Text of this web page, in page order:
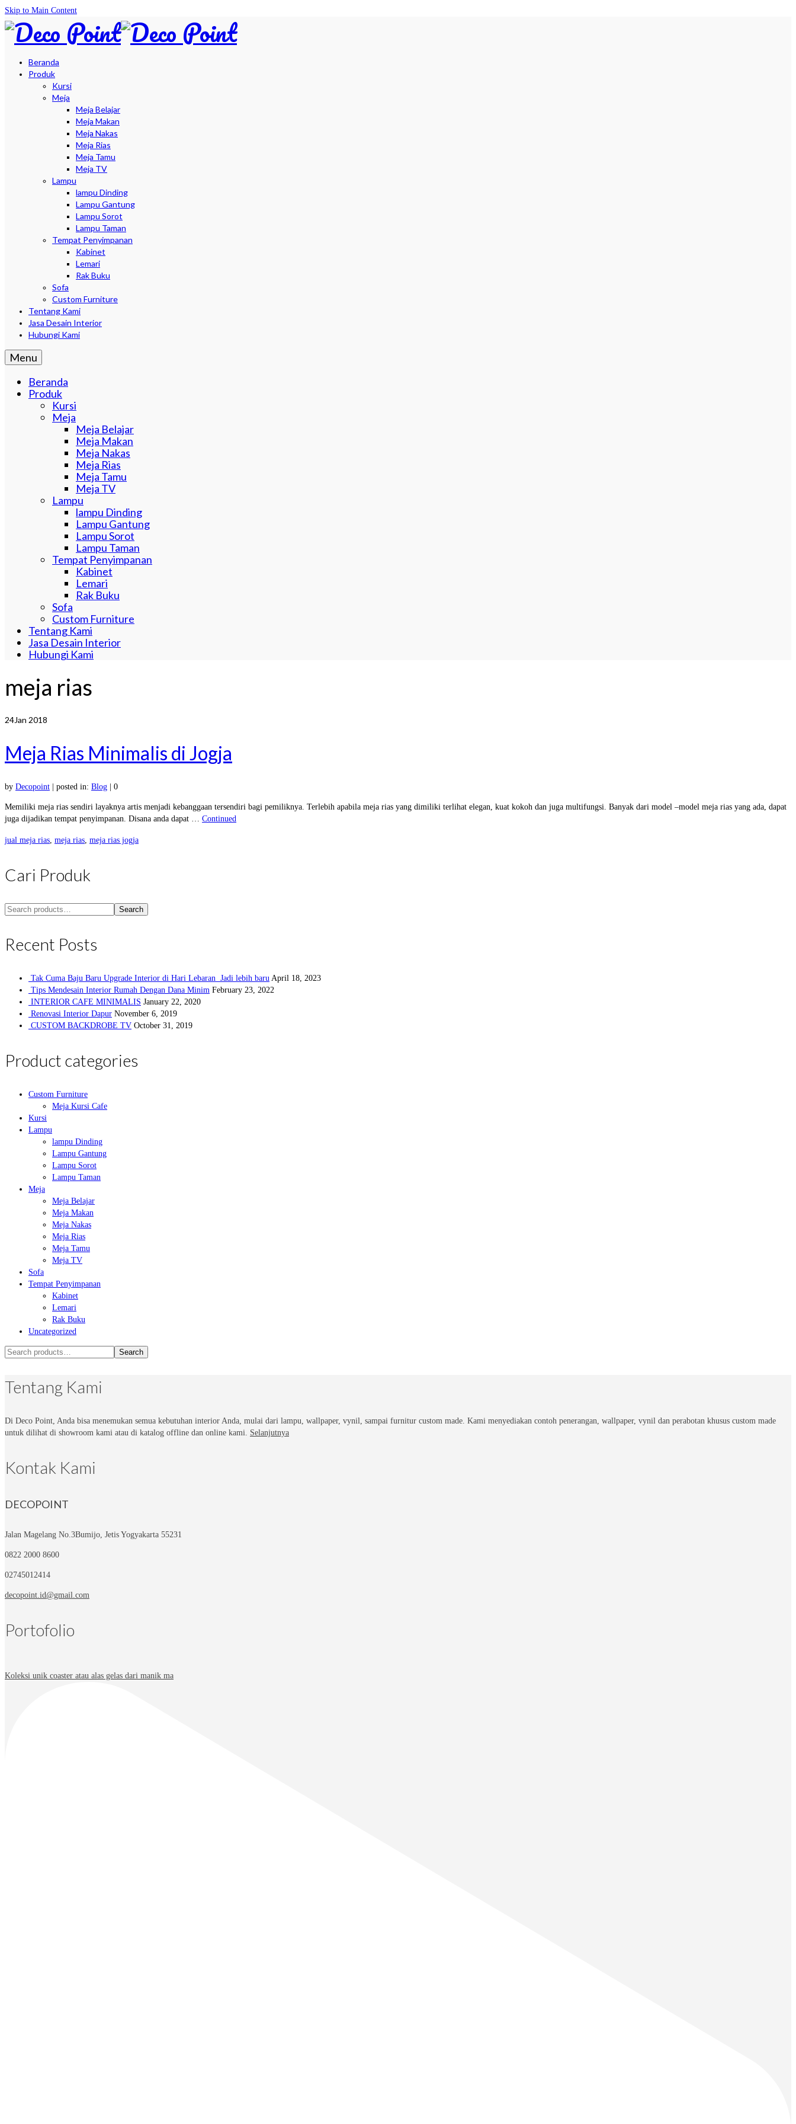
Skip to Main Content
Beranda
Produk
Kursi
Meja
Meja Belajar
Meja Makan
Meja Nakas
Meja Rias
Meja Tamu
Meja TV
Lampu
lampu Dinding
Lampu Gantung
Lampu Sorot
Lampu Taman
Tempat Penyimpanan
Kabinet
Lemari
Rak Buku
Sofa
Custom Furniture
Tentang Kami
Jasa Desain Interior
Hubungi Kami
Menu
Beranda
Produk
Kursi
Meja
Meja Belajar
Meja Makan
Meja Nakas
Meja Rias
Meja Tamu
Meja TV
Lampu
lampu Dinding
Lampu Gantung
Lampu Sorot
Lampu Taman
Tempat Penyimpanan
Kabinet
Lemari
Rak Buku
Sofa
Custom Furniture
Tentang Kami
Jasa Desain Interior
Hubungi Kami
meja rias
24Jan 2018
Meja Rias Minimalis di Jogja
by Decopoint posted in: Blog 0
Memiliki meja rias sendiri layaknya artis menjadi kebanggaan tersendiri bagi pemiliknya. Terlebih apabila meja rias yang dimiliki terlihat elegan, kuat kokoh dan juga multifungsi. Banyak dari model –model meja rias yang ada, dapat
juga dijadikan tempat penyimpanan. Disana anda dapat … Continued
jual meja rias, meja rias, meja rias jogja
Cari Produk
Search
Search
Recent Posts
Tak Cuma Baju Baru Upgrade Interior di Hari Lebaran Jadi lebih baru April 18, 2023
Tips Mendesain Interior Rumah Dengan Dana Minim February 23, 2022
INTERIOR CAFE MINIMALIS January 22, 2020
Renovasi Interior Dapur November 6, 2019
CUSTOM BACKDROBE TV October 31, 2019
Product categories
Custom Furniture
Meja Kursi Cafe
Kursi
Lampu
lampu Dinding
Lampu Gantung
Lampu Sorot
Lampu Taman
Meja
Meja Belajar
Meja Makan
Meja Nakas
Meja Rias
Meja Tamu
Meja TV
Sofa
Tempat Penyimpanan
Kabinet
Lemari
Rak Buku
Uncategorized
Search
Search
Tentang Kami
Di Deco Point, Anda bisa menemukan semua kebutuhan interior Anda, mulai dari lampu, wallpaper, vynil, sampai furnitur custom made. Kami menyediakan contoh penerangan, wallpaper, vynil dan perabotan khusus custom made
untuk dilihat di showroom kami atau di katalog offline dan online kami. Selanjutnya
Kontak Kami
DECOPOINT
Jalan Magelang No.3Bumijo, Jetis Yogyakarta 55231
0822 2000 8600
02745012414
decopoint.id@gmail.com
Portofolio
Koleksi unik coaster atau alas gelas dari manik ma